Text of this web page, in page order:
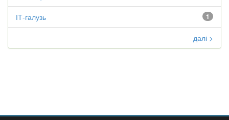
1
ІТ-галузь
далі >